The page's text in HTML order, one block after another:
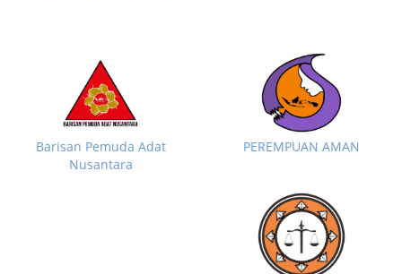
Barisan Pemuda Adat
Nusantara
PEREMPUAN AMAN